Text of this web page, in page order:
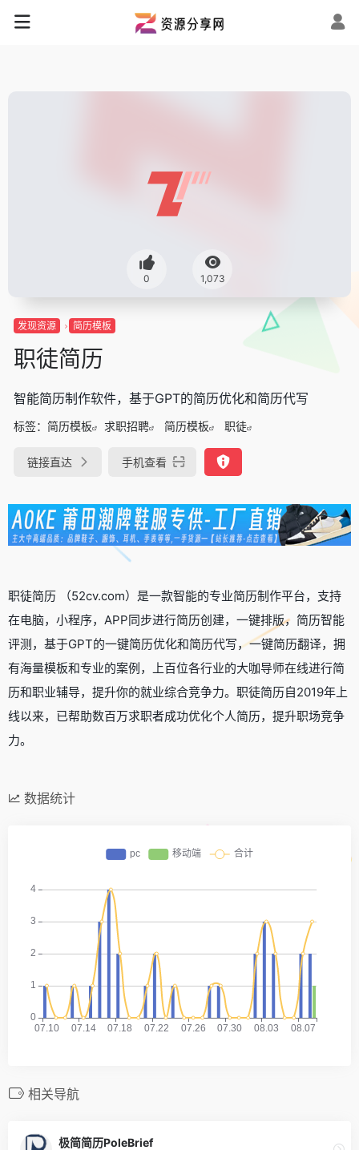
0 1,073
发现资源 简历模板
职徒简历
智能简历制作软件，基于GPT的简历优化和简历代写
标签： 简历模板 求职招聘 简历模板 职徒
链接直达 手机查看
职徒简历 （52cv.com）是一款智能的专业简历制作平台，支持
在电脑，小程序，APP同步进行简历创建，一键排版，简历智能
评测，基于GPT的一键简历优化和简历代写，一键简历翻译，拥
有海量模板和专业的案例，上百位各行业的大咖导师在线进行简
历和职业辅导，提升你的就业综合竞争力。职徒简历自2019年上
线以来，已帮助数百万求职者成功优化个人简历，提升职场竞争
力。
数据统计
相关导航
极简简历PoleBrief